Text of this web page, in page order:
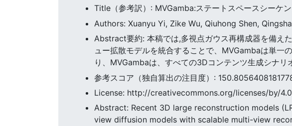
Title（参考訳）: MVGamba:ステートスペースシーケ
Authors: Xuanyu Yi, Zike Wu, Qiuhong Shen,
Abstract要約: 本稿では,多視点ガウス再構成器を備え
ュー拡散モデルを統合することで、MVGambaは単一
り、MVGambaは、すべての3Dコンテンツ生成シナリ
参考スコア（独自算出の注目度）:
License: http://creativecommons.org/licenses/by/
Abstract: Recent 3D large reconstruction models
view diffusion models with scalable multi-view